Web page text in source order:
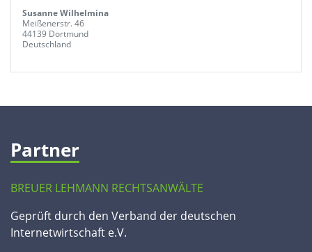
Susanne Wilhelmina
Meißenerstr. 46
44139 Dortmund
Deutschland
Partner
BREUER LEHMANN RECHTSANWÄLTE
Geprüft durch den Verband der deutschen
Internetwirtschaft e.V.